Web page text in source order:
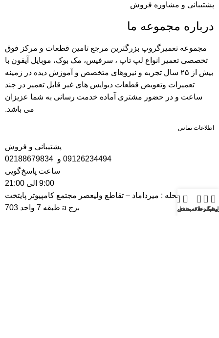
پشتیبانی و مشاوره فروش
درباره مجموعه ما
مجموعه تعمیرگروپ بزرگترین مرجع تامین قطعات و مرکز فوق
تخصصی تعمیر انواع لپ تاپ ، سرفیس، مک بوک، موبایل آیفون با
بیش از ۲۵ سال تجربه و نیرو‌های متخصص و آموزش دیده در زمینه
تعمیرات وتعویض قطعات دیوایس های غیر قابل تعمیر در چند
ساعت و در حضور مشتری آماده خدمت رسانی به شما عزیزان
می باشد.
اطلاعات تماس
پشتیبانی و فروش
09126234494 و
ساعت پاسخ‌گویی
9:00 الی 21:00
تهران – محله : میرداماد – تقاطع ولیعصر مجتمع کامپیوتر پایتخت
برج a طبقه 7 واحد 703
فیلتر ها
لیست علاقه مندی ها
0
سبد خرید
حساب من